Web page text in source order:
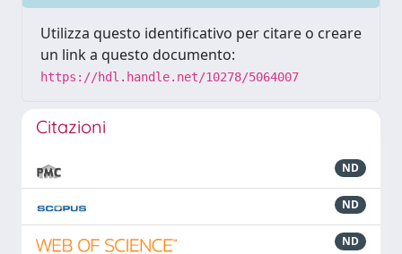
Utilizza questo identificativo per citare o creare
un link a questo documento:
https://hdl.handle.net/10278/5064007
Citazioni
ND
ND
ND